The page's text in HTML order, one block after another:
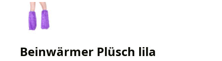
Beinwärmer Plüsch lila